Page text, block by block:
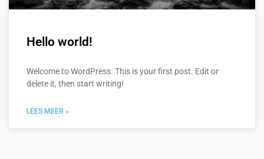
Hello world!
Welcome to WordPress. This is your first post. Edit or
delete it, then start writing!
LEES MEER »